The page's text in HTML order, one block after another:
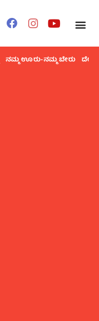
ನಮ್ಮ ಊರು-ನಮ್ಮ ಬೇರು ದೇಶ